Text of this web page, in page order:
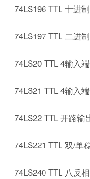
74LS196 TTL 十进
74LS197 TTL 二进
74LS20 TTL 4输入
74LS21 TTL 4输入
74LS22 TTL 开路输
74LS221 TTL 双/单
74LS240 TTL 八反